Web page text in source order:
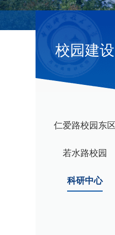
校园建设
仁爱路校园东区
若水路校园
科研中心